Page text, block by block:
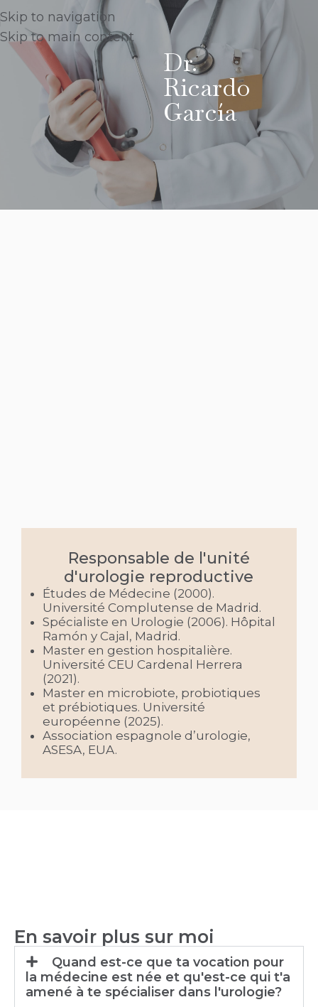
Skip to navigation
Skip to main content
Dr.
Ricardo
García
Responsable de l'unité
d'urologie reproductive
Études de Médecine (2000).
Université Complutense de Madrid.
Spécialiste en Urologie (2006). Hôpital
Ramón y Cajal, Madrid.
Master en gestion hospitalière.
Université CEU Cardenal Herrera
(2021).
Master en microbiote, probiotiques
et prébiotiques. Université
européenne (2025).
Association espagnole d’urologie,
ASESA, EUA.
En savoir plus sur moi
Quand est-ce que ta vocation pour
la médecine est née et qu'est-ce qui t'a
amené à te spécialiser dans l'urologie?